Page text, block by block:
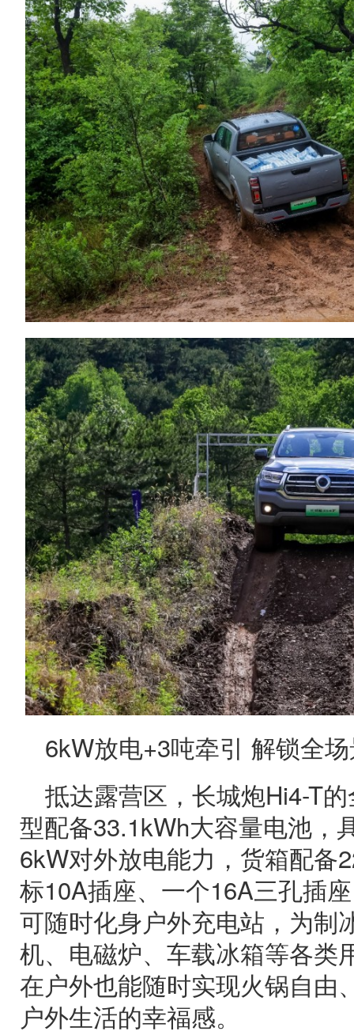
6kW放电+3吨牵引 解锁全
抵达露营区，长城炮Hi4-T
型配备33.1kWh大容量电池，
6kW对外放电能力，货箱配备
标10A插座、一个16A三孔插
可随时化身户外充电站，为制
机、电磁炉、车载冰箱等各类
在户外也能随时实现火锅自由
户外生活的幸福感。